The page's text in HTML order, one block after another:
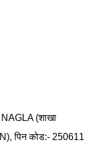
(शाखा
पिन कोड:- 250611